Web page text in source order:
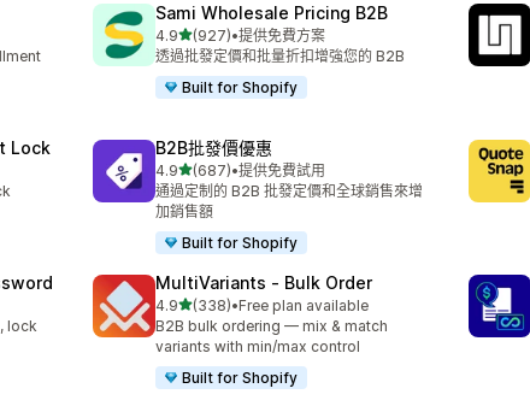
Sami Wholesale Pricing B2B
4.9滿分 5 顆星
(927)
共有 927 則評價
•提供免費方案
透過批發定價和批量折扣增強您的 B2B
Built for Shopify
Lock B2B批發價優惠
4.9滿分 5 顆星
(687)
共有 687 則評價
•提供免費試用
通過定制的 B2B 批發定價和全球銷售來增
加銷售額
Built for Shopify
lock
MultiVariants ‑ Bulk Order
4.9滿分 5 顆星
(338)
共有 338 則評價
•Free plan available
B2B bulk ordering — mix & match
variants with min/max control
Built for Shopify